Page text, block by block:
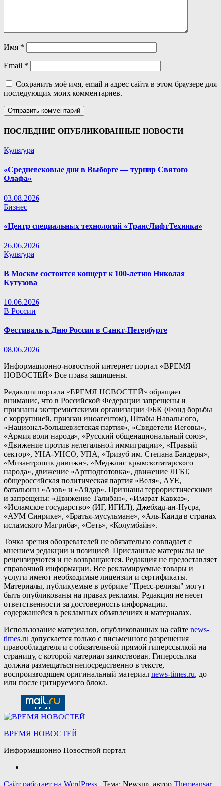
Имя *
Email *
Сохранить моё имя, email и адрес сайта в этом браузере для
последующих моих комментариев.
ПОСЛЕДНИЕ ОПУБЛИКОВАННЫЕ НОВОСТИ
Культура
«Средневековые дни в Выборге — турнир Святого
Олафа»
03.08.2026
Бизнес
«Центр специальных технологий «ТрансЛифтТехника»
26.06.2026
Культура
В Москве состоится концерт к 100-летию Николая
Кутузова
10.06.2026
В России
Фестиваль к Дню России в Санкт-Петербурге
08.06.2026
Информационно-новостной интернет портал «ВРЕМЯ
НОВОСТЕЙ» Все права защищены.
Редакция портала «ВРЕМЯ НОВОСТЕЙ» обращает
внимание, что в Российской Федерации запрещены и
признаны экстремистскими организации ФБК (Фонд борьбы
с коррупцией, признан иноагентом), Штабы Навального,
«Национал-большевистская партия», «Свидетели Иеговы»,
«Армия воли народа», «Русский общенациональный союз»,
«Движение против нелегальной иммиграции», «Правый
сектор», УНА-УНСО, УПА, «Тризуб им. Степана Бандеры»,
«Мизантропик дивижн», «Меджлис крымскотатарского
народа», движение «Артподготовка», движение ЛГБТ,
общероссийская политическая партия «Воля», АУЕ,
батальоны «Азов» и «Айдар». Признаны террористическими
и запрещены: «Движение Талибан», «Имарат Кавказ»,
«Исламское государство» (ИГ, ИГИЛ), Джебхад-ан-Нусра,
«АУМ Синрике», «Братья-мусульмане», «Аль-Каида в странах
исламского Магриба», «Сеть», «Колумбайн».
Точка зрения обозревателей не обязательно совпадает с
мнением редакции и позицией. Присланные материалы не
рецензируются и не возвращаются. Редакция не предоставляет
справочной информации. Все рекламируемые товары и
услуги имеют необходимые лицензии и сертификаты.
Материалы, публикуемые в рубрике "Пресс-релизы" могут
быть опубликованы на правах рекламы. Редакция не несет
ответственности за достоверность информации,
содержащейся в рекламных объявлениях и материалах.
Использование материалов, опубликованных на сайте news-
times.ru допускается только с письменного разрешения
правообладателя и с обязательной прямой гиперссылкой на
страницу, с которой материал заимствован. Гиперссылка
должна размещаться непосредственно в тексте,
воспроизводящем оригинальный материал news-times.ru, до
или после цитируемого блока.
ВРЕМЯ НОВОСТЕЙ
Информационно Новостной портал
Сайт работает на WordPress | Тема: Newsup, автор Themeansar